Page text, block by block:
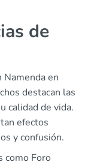
de
Namenda en
destacan las
calidad de vida.
efectos
y confusión.
como Foro